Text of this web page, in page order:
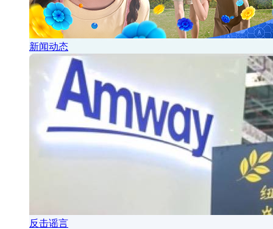
新闻动态
反击谣言